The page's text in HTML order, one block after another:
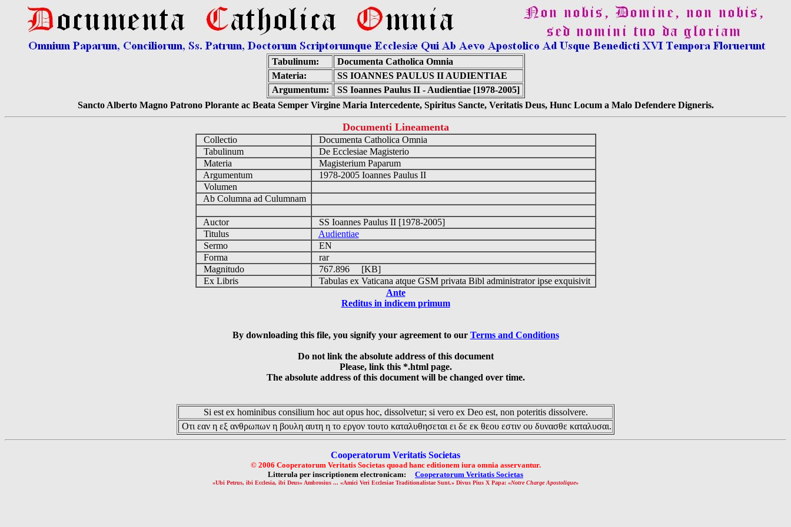
Tabulinum:
Documenta Catholica Omnia
Materia:
SS IOANNES PAULUS II AUDIENTIAE
Argumentum:
SS Ioannes Paulus II - Audientiae [1978-2005]
Sancto Alberto Magno Patrono Plorante ac Beata Semper Virgine Maria Intercedente, Spiritus Sancte, Veritatis Deus, Hunc Locum a Malo Defendere Digneris.
Documenti Lineamenta
Collectio
Documenta Catholica Omnia
Tabulinum
De Ecclesiae Magisterio
Materia
Magisterium Paparum
Argumentum
1978-2005 Ioannes Paulus II
Volumen
Ab Columna ad Culumnam
Auctor
SS Ioannes Paulus II [1978-2005]
Titulus
Audientiae
Sermo
EN
Forma
rar
Magnitudo
767.896 [KB]
Ex Libris
Tabulas ex Vaticana atque GSM privata Bibl administrator ipse exquisivit
Ante
Reditus in indicem primum
By downloading this file, you signify your agreement to our Terms and Conditions
Do not link the absolute address of this document
Please, link this *.html page.
The absolute address of this document will be changed over time.
Si est ex hominibus consilium hoc aut opus hoc, dissolvetur; si vero ex Deo est, non poteritis dissolvere.
Οτι εαν η εξ ανθρωπων η βουλη αυτη η το εργον τουτο καταλυθησεται ει δε εκ θεου εστιν ου δυνασθε καταλυσαι.
Cooperatorum Veritatis Societas
© 2006 Cooperatorum Veritatis Societas quoad hanc editionem iura omnia asservantur.
Litterula per inscriptionem electronicam: Cooperatorum Veritatis Societas
«Ubi Petrus, ibi Ecclesia, ibi Deus» Ambrosius ... «Amici Veri Ecclesiae Traditionalistae Sunt.» Divus Pius X Papa: «Notre Charge Apostolique»